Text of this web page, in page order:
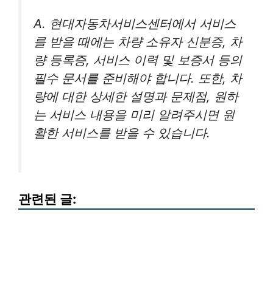
A. 현대자동차서비스센터에서 서비스
를 받을 때에는 차량 소유자 신분증, 차
량 등록증, 서비스 이력 및 보증서 등의
필수 문서를 준비해야 합니다. 또한, 차
량에 대한 상세한 설명과 문제점, 원하
는 서비스 내용을 미리 알려주시면 원
활한 서비스를 받을 수 있습니다.
관련된 글: